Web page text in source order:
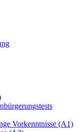
Vorkenntnisse (A1)